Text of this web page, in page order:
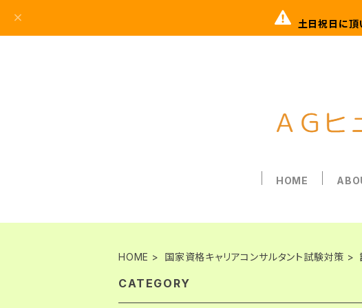
土日祝日に頂
HOME
HOME 国家資格キャリアコンサルタント試験対策
CATEGORY